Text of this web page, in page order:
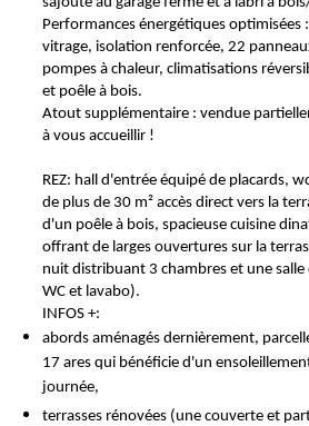
Performances énergétiques optimisées
vitrage, isolation renforcée, 22
pompes à chaleur, climatisations
et poêle à bois.
Atout supplémentaire : vendue
à vous accueillir !
REZ: hall d'entrée équipé de placards,
de plus de 30 m² accès direct vers la
d'un poêle à bois, spacieuse cuisine
offrant de larges ouvertures sur la
nuit distribuant 3 chambres et une salle
WC et lavabo).
INFOS +:
abords aménagés dernièrement,
17 ares qui bénéficie d'un
journée,
terrasses rénovées (une couverte et